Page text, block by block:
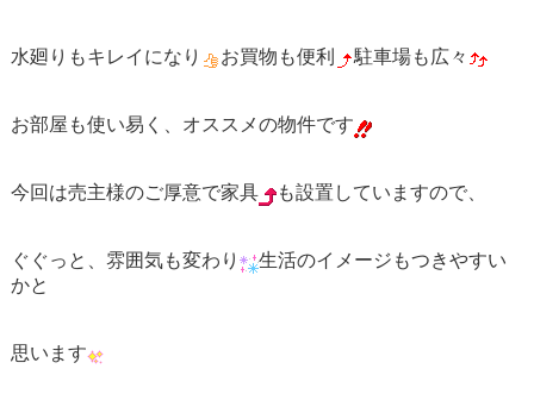
水廻りもキレイになり お買物も便利 駐車場も広々
お部屋も使い易く、オススメの物件です
今回は売主様のご厚意で家具 も設置していますので、
ぐぐっと、雰囲気も変わり
生活のイメージもつきやすい
かと
思います